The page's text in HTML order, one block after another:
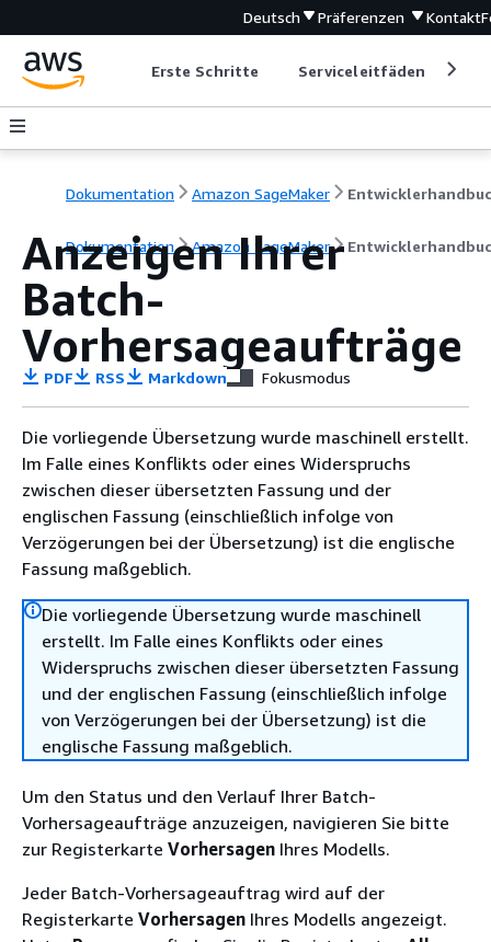
Deutsch Präferenzen Kontakt
Erste Schritte Serviceleitfäden
Dokumentation Amazon SageMaker
Dokumentation Amazon SageMaker
Anzeigen Ihrer
Batch-
Vorhersageaufträge
PDF RSS Markdown Fokusmodus
Die vorliegende Übersetzung wurde maschinell erstellt.
Im Falle eines Konflikts oder eines Widerspruchs
zwischen dieser übersetzten Fassung und der
englischen Fassung (einschließlich infolge von
Verzögerungen bei der Übersetzung) ist die englische
Fassung maßgeblich.
Die vorliegende Übersetzung wurde maschinell
erstellt. Im Falle eines Konflikts oder eines
Widerspruchs zwischen dieser übersetzten Fassung
und der englischen Fassung (einschließlich infolge
von Verzögerungen bei der Übersetzung) ist die
englische Fassung maßgeblich.
Um den Status und den Verlauf Ihrer Batch-
Vorhersageaufträge anzuzeigen, navigieren Sie bitte
zur Registerkarte Vorhersagen Ihres Modells.
Jeder Batch-Vorhersageauftrag wird auf der
Registerkarte Vorhersagen Ihres Modells angezeigt.